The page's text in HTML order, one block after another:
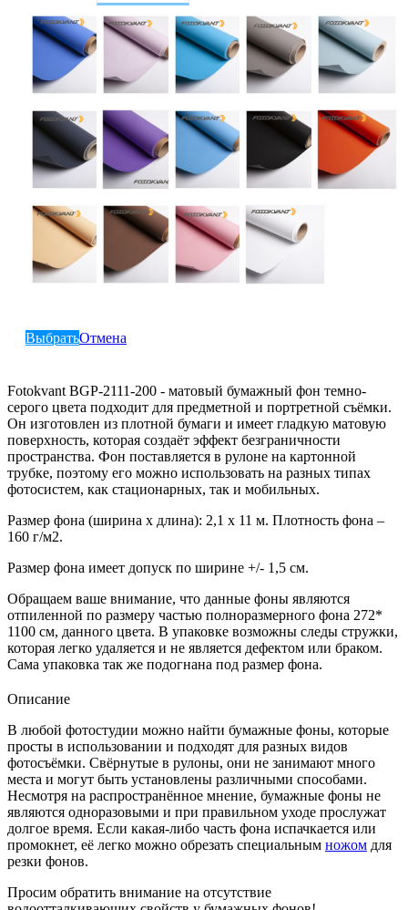
ВыбратьОтмена
Fotokvant BGP-2111-200 - матовый бумажный фон темно-
серого цвета подходит для предметной и портретной съёмки.
Он изготовлен из плотной бумаги и имеет гладкую матовую
поверхность, которая создаёт эффект безграничности
пространства. Фон поставляется в рулоне на картонной
трубке, поэтому его можно использовать на разных типах
фотосистем, как стационарных, так и мобильных.
Размер фона (ширина х длина): 2,1 х 11 м. Плотность фона –
160 г/м2.
Размер фона имеет допуск по ширине +/- 1,5 см.
Обращаем ваше внимание, что данные фоны являются
отпиленной по размеру частью полноразмерного фона 272*
1100 см, данного цвета. В упаковке возможны следы стружки,
которая легко удаляется и не является дефектом или браком.
Сама упаковка так же подогнана под размер фона.
Описание
В любой фотостудии можно найти бумажные фоны, которые
просты в использовании и подходят для разных видов
фотосъёмки. Свёрнутые в рулоны, они не занимают много
места и могут быть установлены различными способами.
Несмотря на распространённое мнение, бумажные фоны не
являются одноразовыми и при правильном уходе прослужат
долгое время. Если какая-либо часть фона испачкается или
промокнет, её легко можно обрезать специальным ножом для
резки фонов.
Просим обратить внимание на отсутствие